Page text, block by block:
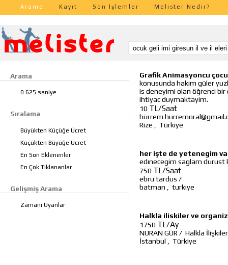
Arama Kayıt Son İşlemler Melister Nedir?
Arama
0.625 saniye
Sıralama
Büyükten Küçüğe Ücret
Küçükten Büyüğe Ücret
En Son Eklenenler
En Çok Tıklananlar
Gelişmiş Arama
Zamanı Uyanlar
Grafik Animasyoncu
konusunda hakim güler
is deneyimi olan öğrenci bir
ihtiyac duymaktayim.
10 TL/Saat
hürrem
Rize
Türkiye
her işte de yetenegim
edınecegim saglam
750 TL/Saat
ebru tardus /
batman
turkıye
Halkla iliskiler ve
1750 TL/Ay
NURAN GÜR / Halkla
İstanbul
Türkiye